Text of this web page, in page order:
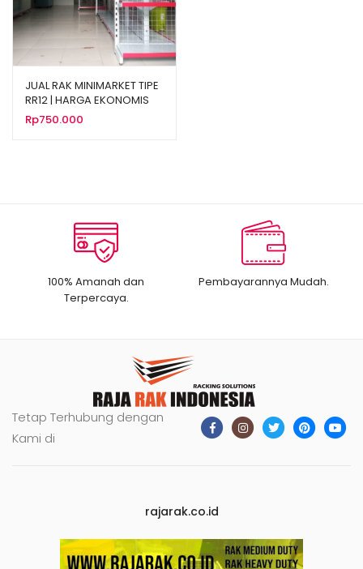
JUAL RAK MINIMARKET TIPE
RR12 | HARGA EKONOMIS
Rp750.000
100% Amanah dan
Terpercaya.
Pembayarannya Mudah.
Tetap Terhubung dengan
Kami di
rajarak.co.id